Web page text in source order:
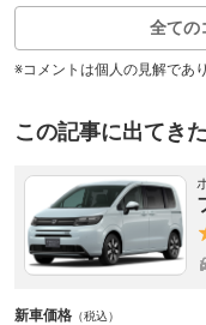
全ての
※コメントは個人の見解であ
この記事に出てき
新車価格 （税込）